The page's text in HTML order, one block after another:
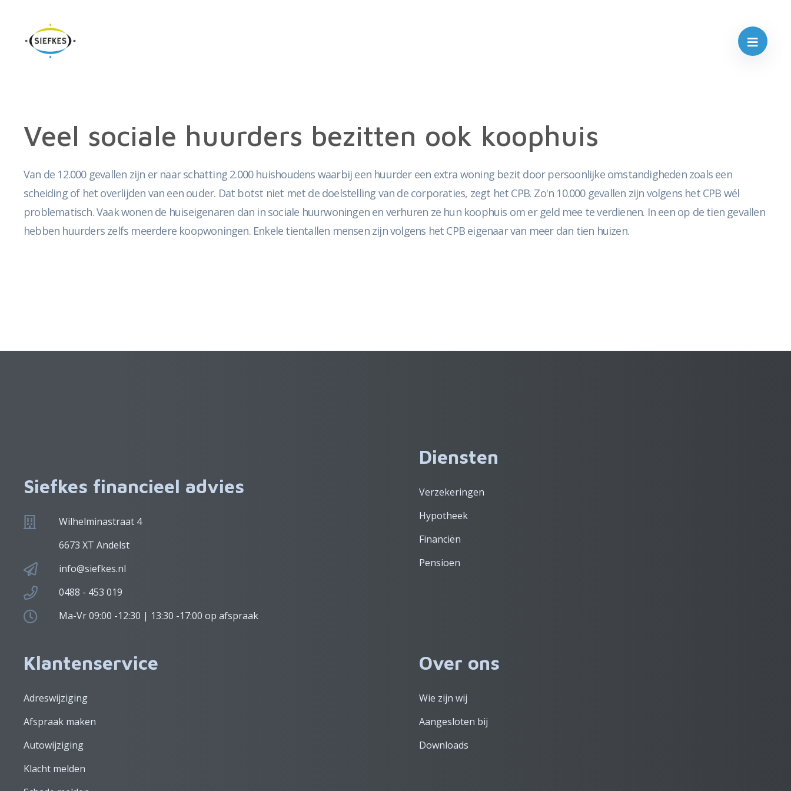
Veel sociale huurders bezitten ook koophuis
Van de 12.000 gevallen zijn er naar schatting 2.000 huishoudens waarbij een huurder een extra woning bezit door persoonlijke omstandigheden zoals een
scheiding of het overlijden van een ouder. Dat botst niet met de doelstelling van de corporaties, zegt het CPB. Zo'n 10.000 gevallen zijn volgens het CPB wél
problematisch. Vaak wonen de huiseigenaren dan in sociale huurwoningen en verhuren ze hun koophuis om er geld mee te verdienen. In een op de tien gevallen
hebben huurders zelfs meerdere koopwoningen. Enkele tientallen mensen zijn volgens het CPB eigenaar van meer dan tien huizen.
Siefkes financieel advies
Wilhelminastraat 4
6673 XT Andelst
info@siefkes.nl
0488 - 453 019
Ma-Vr 09:00 -12:30 | 13:30 -17:00 op afspraak
Diensten
Verzekeringen
Hypotheek
Financiën
Pensioen
Klantenservice
Adreswijziging
Afspraak maken
Autowijziging
Klacht melden
Over ons
Wie zijn wij
Aangesloten bij
Downloads